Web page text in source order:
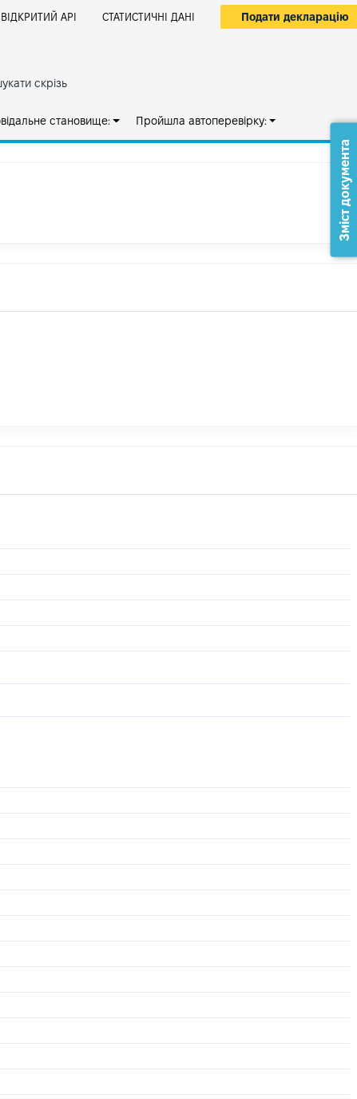
ВІДКРИТИЙ АРІ СТАТИСТИЧНІ ДАНІ Подати декларацію
скрізь
становище: Пройшла автоперевірку:
Зміст документа